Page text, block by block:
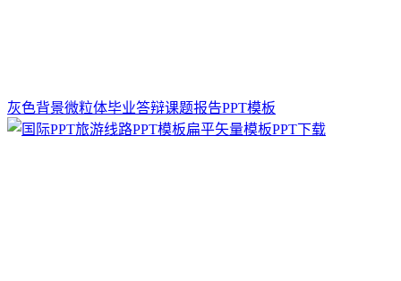
灰色背景微粒体毕业答辩课题报告PPT模板